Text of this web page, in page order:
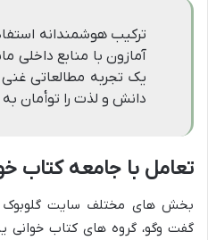
ترکیب هوشمندانه
آمازون با منابع داخلی
یک تجربه مطالعاتی
دانش و لذت را توأمان
تعامل با جامعه کتاب
بخش های مختلف سایت
گفت وگو، گروه های کتاب